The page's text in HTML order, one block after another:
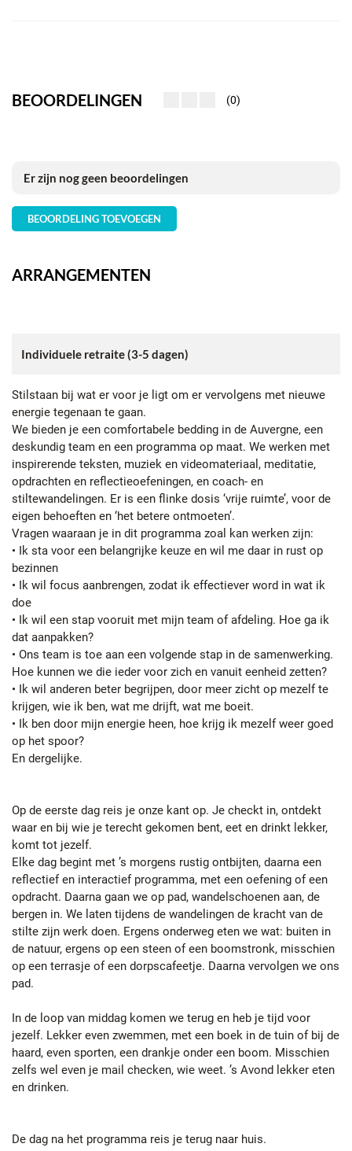
BEOORDELINGEN (0)
Er zijn nog geen beoordelingen
BEOORDELING TOEVOEGEN
ARRANGEMENTEN
Individuele retraite (3-5 dagen)
Stilstaan bij wat er voor je ligt om er vervolgens met nieuwe
energie tegenaan te gaan.
We bieden je een comfortabele bedding in de Auvergne, een
deskundig team en een programma op maat. We werken met
inspirerende teksten, muziek en videomateriaal, meditatie,
opdrachten en reflectieoefeningen, en coach- en
stiltewandelingen. Er is een flinke dosis ‘vrije ruimte’, voor de
eigen behoeften en ‘het betere ontmoeten’.
Vragen waaraan je in dit programma zoal kan werken zijn:
• Ik sta voor een belangrijke keuze en wil me daar in rust op
bezinnen
• Ik wil focus aanbrengen, zodat ik effectiever word in wat ik
doe
• Ik wil een stap vooruit met mijn team of afdeling. Hoe ga ik
dat aanpakken?
• Ons team is toe aan een volgende stap in de samenwerking.
Hoe kunnen we die ieder voor zich en vanuit eenheid zetten?
• Ik wil anderen beter begrijpen, door meer zicht op mezelf te
krijgen, wie ik ben, wat me drijft, wat me boeit.
• Ik ben door mijn energie heen, hoe krijg ik mezelf weer goed
op het spoor?
En dergelijke.
Op de eerste dag reis je onze kant op. Je checkt in, ontdekt
waar en bij wie je terecht gekomen bent, eet en drinkt lekker,
komt tot jezelf.
Elke dag begint met ’s morgens rustig ontbijten, daarna een
reflectief en interactief programma, met een oefening of een
opdracht. Daarna gaan we op pad, wandelschoenen aan, de
bergen in. We laten tijdens de wandelingen de kracht van de
stilte zijn werk doen. Ergens onderweg eten we wat: buiten in
de natuur, ergens op een steen of een boomstronk, misschien
op een terrasje of een dorpscafeetje. Daarna vervolgen we ons
pad.
In de loop van middag komen we terug en heb je tijd voor
jezelf. Lekker even zwemmen, met een boek in de tuin of bij de
haard, even sporten, een drankje onder een boom. Misschien
zelfs wel even je mail checken, wie weet. ’s Avond lekker eten
en drinken.
De dag na het programma reis je terug naar huis.